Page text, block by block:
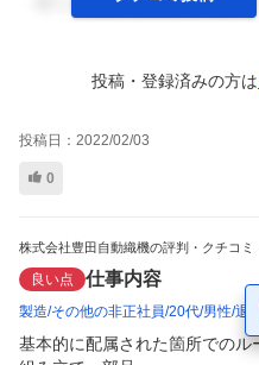
投稿・登録済みの方は
投稿日： 2022/02/03
0
株式会社豊田自動織機の評判・クチコミ
良い点 仕事内容
製造 その他の非正社員 20代 男性 退
基本的に配属された箇所での